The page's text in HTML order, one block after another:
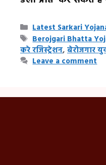
Categories
Latest Sarkari
Tags
Berojgari Bhatta
करे रजिस्ट्रेशन, बेरोजगार
Leave a comment